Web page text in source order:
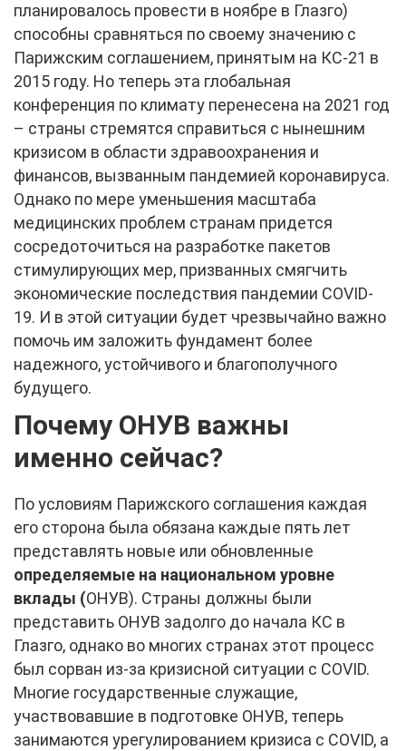
планировалось провести в ноябре в Глазго)
способны сравняться по своему значению с
Парижским соглашением, принятым на КС-21 в
2015 году. Но теперь эта глобальная
конференция по климату перенесена на 2021 год
– страны стремятся справиться с нынешним
кризисом в области здравоохранения и
финансов, вызванным пандемией коронавируса.
Однако по мере уменьшения масштаба
медицинских проблем странам придется
сосредоточиться на разработке пакетов
стимулирующих мер, призванных смягчить
экономические последствия пандемии COVID-
19. И в этой ситуации будет чрезвычайно важно
помочь им заложить фундамент более
надежного, устойчивого и благополучного
будущего.
Почему ОНУВ важны
именно сейчас?
По условиям Парижского соглашения каждая
его сторона была обязана каждые пять лет
представлять новые или обновленные
определяемые на национальном уровне
вклады (ОНУВ). Страны должны были
представить ОНУВ задолго до начала КС в
Глазго, однако во многих странах этот процесс
был сорван из-за кризисной ситуации с COVID.
Многие государственные служащие,
участвовавшие в подготовке ОНУВ, теперь
занимаются урегулированием кризиса с COVID, а